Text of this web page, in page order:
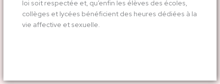
loi soit respectée et, qu’enfin les élèves des écoles,
collèges et lycées bénéficient des heures dédiées à la
vie affective et sexuelle.